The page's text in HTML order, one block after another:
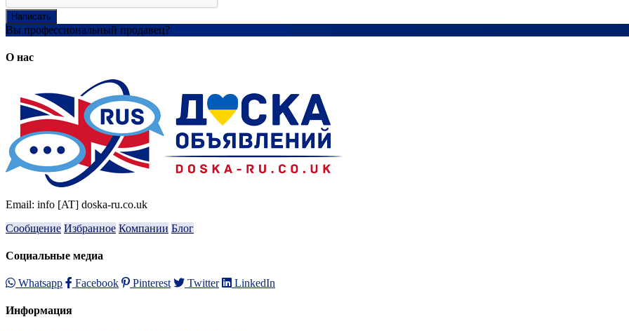
Написать
Вы профессиональный продавец?
О нас
Email: info [AT] doska-ru.co.uk
Сообщение Избранное Компании Блог
Социальные медиа
Whatsapp Facebook Pinterest Twitter LinkedIn
Информация